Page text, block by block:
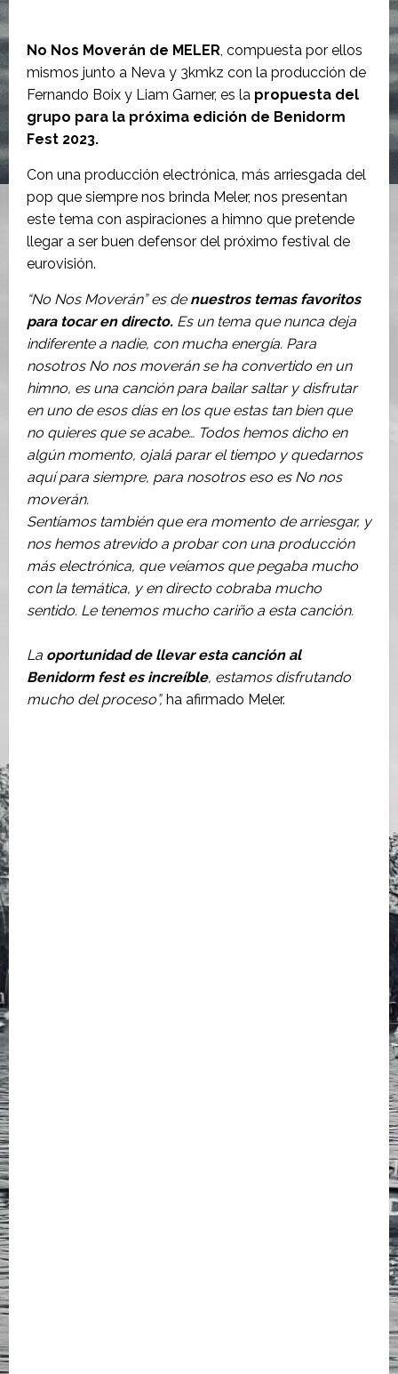
No Nos Moverán de MELER, compuesta por ellos
mismos junto a Neva y 3kmkz con la producción de
Fernando Boix y Liam Garner, es la propuesta del
grupo para la próxima edición de Benidorm
Fest 2023.
Con una producción electrónica, más arriesgada del
pop que siempre nos brinda Meler, nos presentan
este tema con aspiraciones a himno que pretende
llegar a ser buen defensor del próximo festival de
eurovisión.
“No Nos Moverán” es de nuestros temas favoritos
para tocar en directo. Es un tema que nunca deja
indiferente a nadie, con mucha energía. Para
nosotros No nos moverán se ha convertido en un
himno, es una canción para bailar saltar y disfrutar
en uno de esos días en los que estas tan bien que
no quieres que se acabe… Todos hemos dicho en
algún momento, ojalá parar el tiempo y quedarnos
aquí para siempre, para nosotros eso es No nos
moverán.
Sentíamos también que era momento de arriesgar, y
nos hemos atrevido a probar con una producción
más electrónica, que veíamos que pegaba mucho
con la temática, y en directo cobraba mucho
sentido. Le tenemos mucho cariño a esta canción.
La oportunidad de llevar esta canción al
Benidorm fest es increíble, estamos disfrutando
mucho del proceso”, ha afirmado Meler.